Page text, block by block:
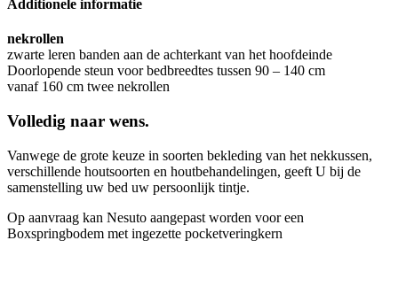
Additionele informatie
nekrollen
zwarte leren banden aan de achterkant van het hoofdeinde
Doorlopende steun voor bedbreedtes tussen 90 – 140 cm
vanaf 160 cm twee nekrollen
Volledig naar wens.
Vanwege de grote keuze in soorten bekleding van het nekkussen,
verschillende houtsoorten en houtbehandelingen, geeft U bij de
samenstelling uw bed uw persoonlijk tintje.
Op aanvraag kan Nesuto aangepast worden voor een
Boxspringbodem met ingezette pocketveringkern